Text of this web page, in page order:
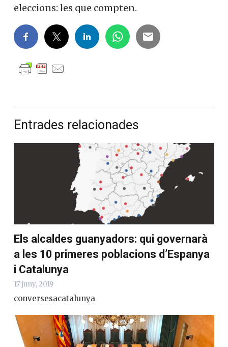
eleccions: les que compten.
Entrades relacionades
Els alcaldes guanyadors: qui governarà
a les 10 primeres poblacions d’Espanya
i Catalunya
17 juny, 2019
conversesacatalunya